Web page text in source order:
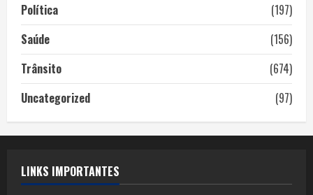
Política
(197)
Saúde
(156)
Trânsito
(674)
Uncategorized
(97)
LINKS IMPORTANTES